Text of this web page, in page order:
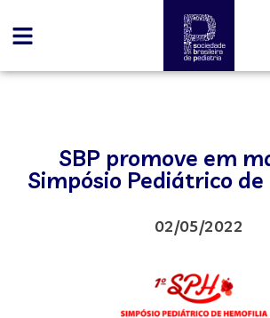
SBP promove em
Simpósio Pediátrico
02/05/2022